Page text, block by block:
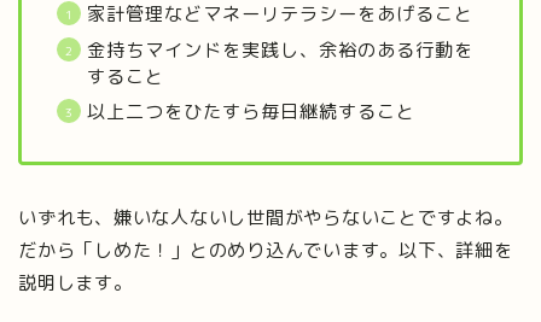
家計管理などマネーリテラシーをあげること
金持ちマインドを実践し、余裕のある行動を
すること
以上二つをひたすら毎日継続すること
いずれも、嫌いな人ないし世間がやらないことですよね。
だから「しめた！」とのめり込んでいます。以下、詳細を
説明します。